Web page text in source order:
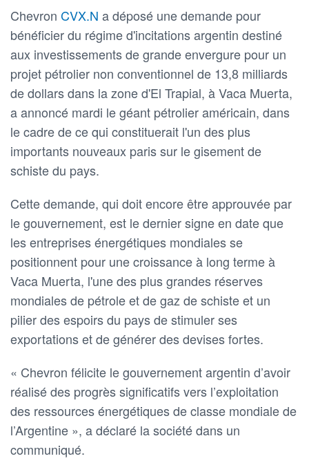
Chevron CVX.N a déposé une demande pour
bénéficier du régime d'incitations argentin destiné
aux investissements de grande envergure pour un
projet pétrolier non conventionnel de 13,8 milliards
de dollars dans la zone d'El Trapial, à Vaca Muerta,
a annoncé mardi le géant pétrolier américain, dans
le cadre de ce qui constituerait l'un des plus
importants nouveaux paris sur le gisement de
schiste du pays.
Cette demande, qui doit encore être approuvée par
le gouvernement, est le dernier signe en date que
les entreprises énergétiques mondiales se
positionnent pour une croissance à long terme à
Vaca Muerta, l'une des plus grandes réserves
mondiales de pétrole et de gaz de schiste et un
pilier des espoirs du pays de stimuler ses
exportations et de générer des devises fortes.
« Chevron félicite le gouvernement argentin d’avoir
réalisé des progrès significatifs vers l’exploitation
des ressources énergétiques de classe mondiale de
l’Argentine », a déclaré la société dans un
communiqué.